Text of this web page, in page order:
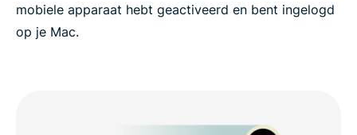
mobiele apparaat hebt geactiveerd en bent ingelogd
op je Mac.